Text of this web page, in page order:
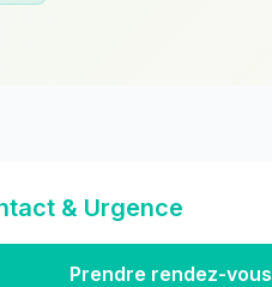
& Urgence
Prendre rendez-vous